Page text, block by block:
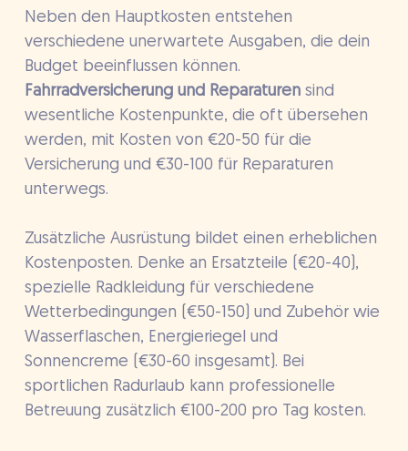
Neben den Hauptkosten entstehen
verschiedene unerwartete Ausgaben, die dein
Budget beeinflussen können.
Fahrradversicherung und Reparaturensind
wesentliche Kostenpunkte, die oft übersehen
werden, mit Kosten von €20-50 für die
Versicherung und €30-100 für Reparaturen
unterwegs.
Zusätzliche Ausrüstung bildet einen erheblichen
Kostenposten. Denke an Ersatzteile (€20-40),
spezielle Radkleidung für verschiedene
Wetterbedingungen (€50-150) und Zubehör wie
Wasserflaschen, Energieriegel und
Sonnencreme (€30-60 insgesamt). Bei
sportlichen Radurlaub kann professionelle
Betreuung zusätzlich €100-200 pro Tag kosten.